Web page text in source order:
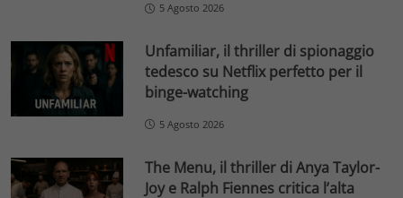
5 Agosto 2026
Unfamiliar, il thriller di spionaggio
tedesco su Netflix perfetto per il
binge-watching
5 Agosto 2026
The Menu, il thriller di Anya Taylor-
Joy e Ralph Fiennes critica l’alta